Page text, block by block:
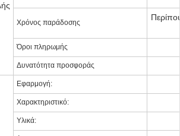
Χρόνος παράδοσης
Όροι πληρωμής
Δυνατότητα προσφοράς
Εφαρμογή:
Χαρακτηριστικό:
Υλικά: